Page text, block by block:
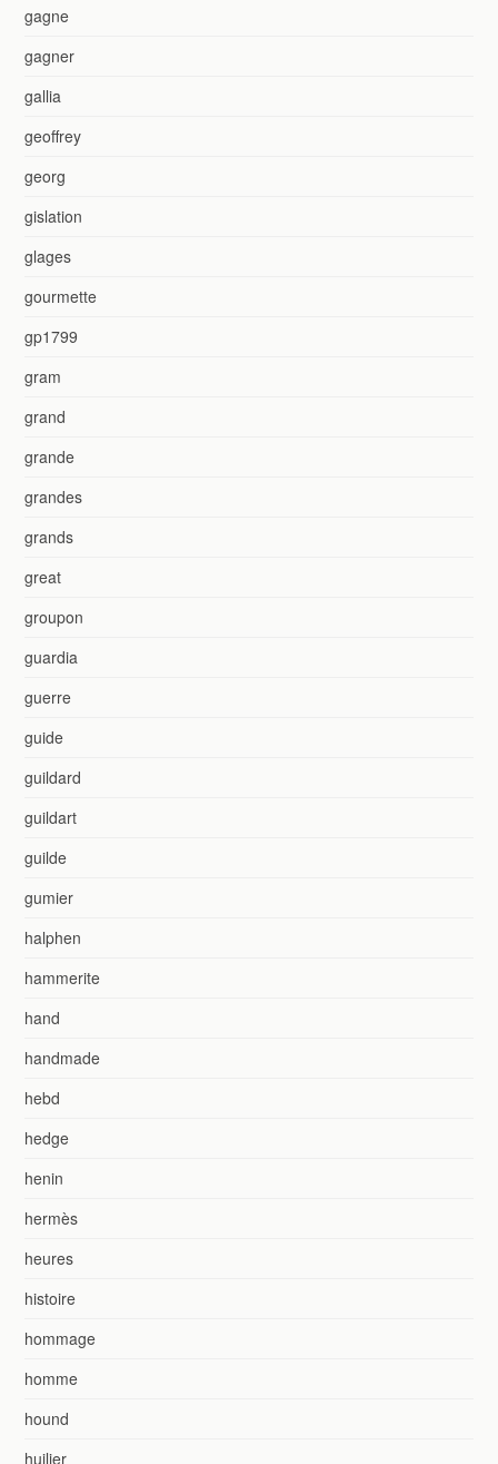
gagne
gagner
gallia
geoffrey
georg
gislation
glages
gourmette
gp1799
gram
grand
grande
grandes
grands
great
groupon
guardia
guerre
guide
guildard
guildart
guilde
gumier
halphen
hammerite
hand
handmade
hebd
hedge
henin
hermès
heures
histoire
hommage
homme
hound
huilier